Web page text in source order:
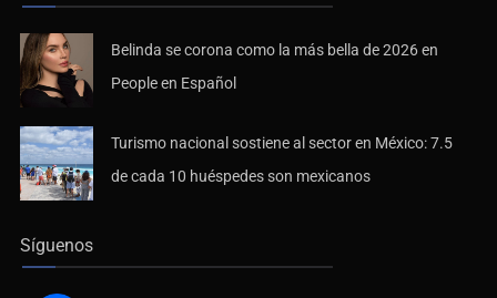
Belinda se corona como la más bella de 2026 en
People en Español
Turismo nacional sostiene al sector en México: 7.5
de cada 10 huéspedes son mexicanos
Síguenos